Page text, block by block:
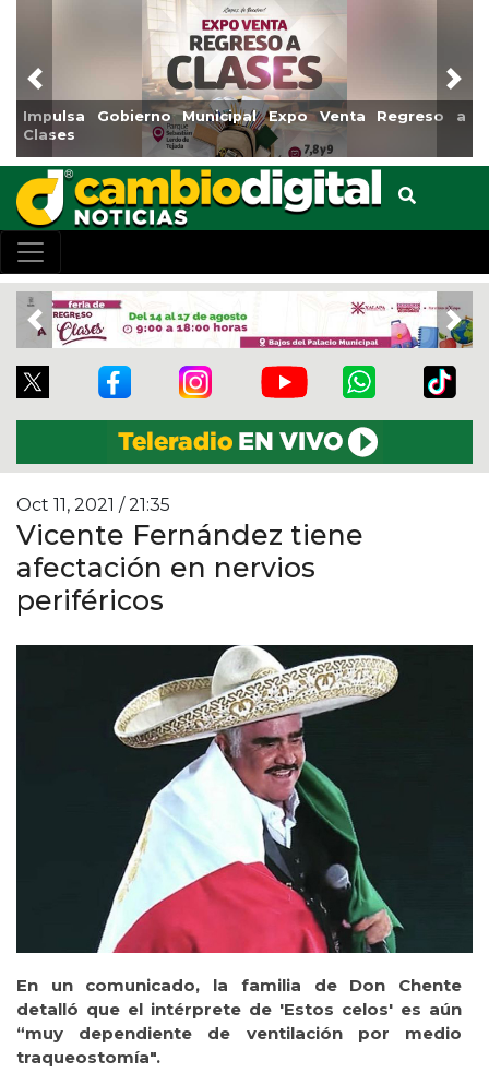
Gobierno Municipal Expo Venta Regreso a
Reabrirá
Previous
Previous
Oct 11, 2021 / 21:35
Vicente Fernández tiene
afectación en nervios
periféricos
En un comunicado, la familia de Don Chente
detalló que el intérprete de 'Estos celos' es aún
“muy dependiente de ventilación por medio
traqueostomía".